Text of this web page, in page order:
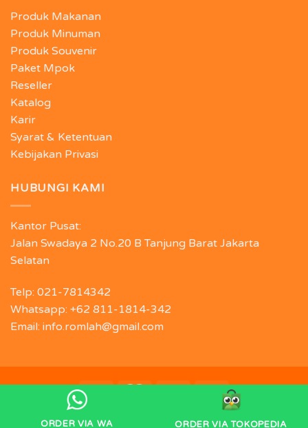
Produk Makanan
Produk Minuman
Produk Souvenir
Paket Mpok
Reseller
Katalog
Karir
Syarat & Ketentuan
Kebijakan Privasi
HUBUNGI KAMI
Kantor Pusat:
Jalan Swadaya 2 No.20 B Tanjung Barat Jakarta
Selatan
Telp: 021-7814342
Whatsapp: +62 811-1814-342
Email: info.romlah@gmail.com
ORDER VIA WA ORDER VIA TOKOPEDIA